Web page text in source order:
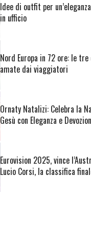
Idee di outfit per
in ufficio
Nord Europa in 72 ore: le
amate dai viaggiatori
Ornaty Natalizi: Celebra la
Gesù con Eleganza e
Eurovision 2025, vince
Lucio Corsi, la classifica